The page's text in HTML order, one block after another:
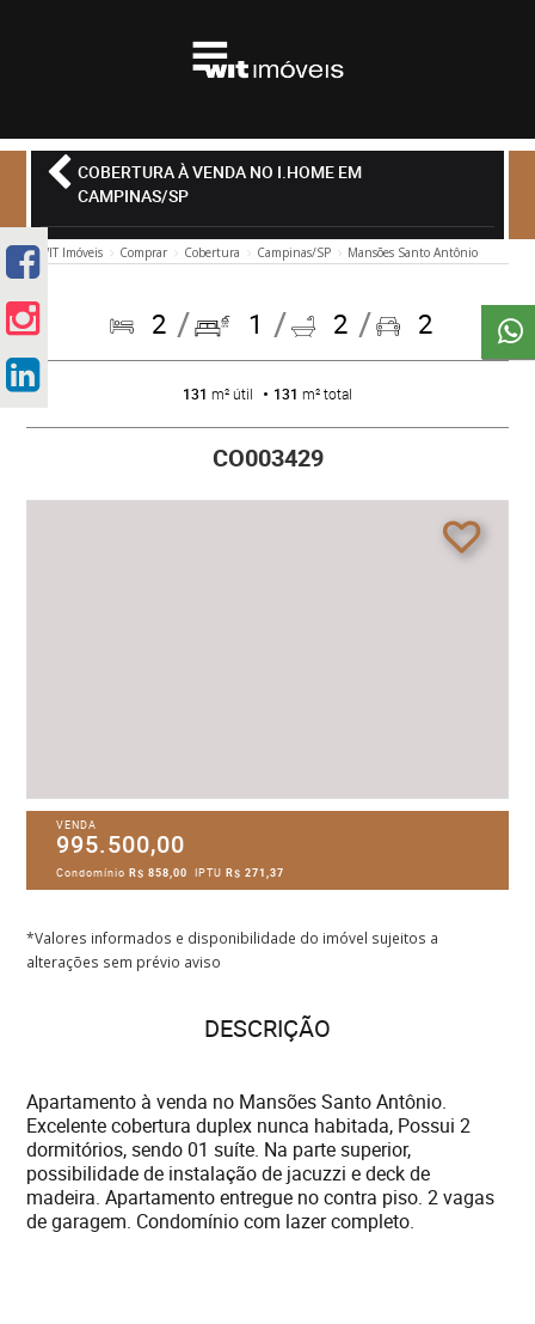
COBERTURA À VENDA NO I.HOME EM
CAMPINAS/SP
WIT Imóveis Comprar Cobertura Campinas/SP Mansões Santo Antônio
2 1 2 2
131 m² útil 131 m² total
CO003429
VENDA
995.500,00
CondomínioR$ 858,00 IPTUR$ 271,37
*Valores informados e disponibilidade do imóvel sujeitos a
alterações sem prévio aviso
DESCRIÇÃO
Apartamento à venda no Mansões Santo Antônio.
Excelente cobertura duplex nunca habitada, Possui 2
dormitórios, sendo 01 suíte. Na parte superior,
possibilidade de instalação de jacuzzi e deck de
madeira. Apartamento entregue no contra piso. 2 vagas
de garagem. Condomínio com lazer completo.